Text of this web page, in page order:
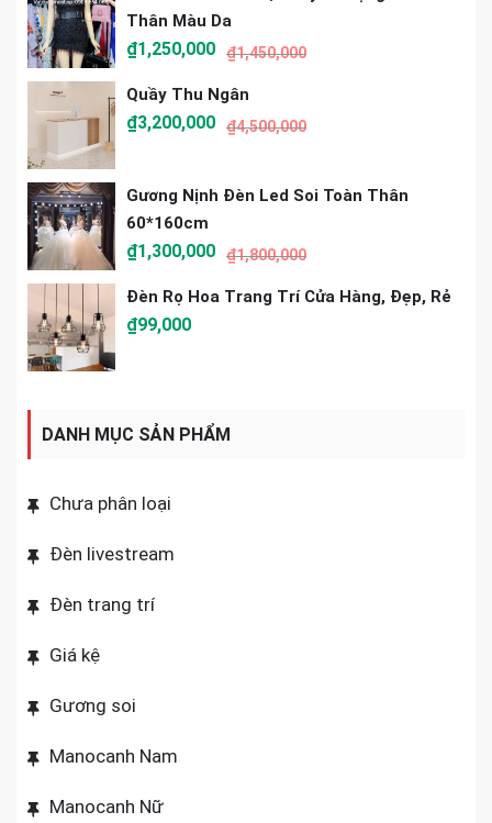
Thân Màu Da
₫1,450,000
₫1,250,000
Quầy Thu Ngân
₫4,500,000
₫3,200,000
Gương Nịnh Đèn Led Soi Toàn Thân
60*160cm
₫1,800,000
₫1,300,000
Đèn Rọ Hoa Trang Trí Cửa Hàng, Đẹp, Rẻ
₫99,000
DANH MỤC SẢN PHẨM
Chưa phân loại
Đèn livestream
Đèn trang trí
Giá kệ
Gương soi
Manocanh Nam
Manocanh Nữ